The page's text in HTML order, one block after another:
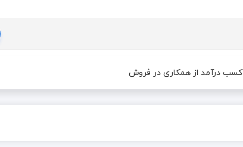
کسب درآمد از همکاری در فروش